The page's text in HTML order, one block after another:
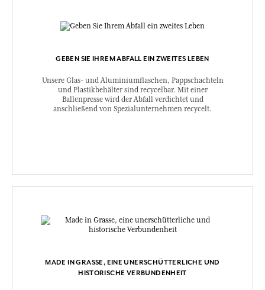
GEBEN SIE IHREM ABFALL EIN ZWEITES LEBEN
Unsere Glas- und Aluminiumflaschen, Pappschachteln
und Plastikbehälter sind recycelbar. Mit einer
Ballenpresse wird der Abfall verdichtet und
anschließend von Spezialunternehmen recycelt.
MADE IN GRASSE, EINE UNERSCHÜTTERLICHE UND
HISTORISCHE VERBUNDENHEIT